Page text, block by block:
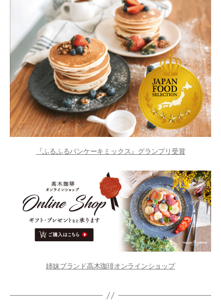
『ふるふるパンケーキミックス』グランプリ受賞
姉妹ブランド高木珈琲オンラインショップ